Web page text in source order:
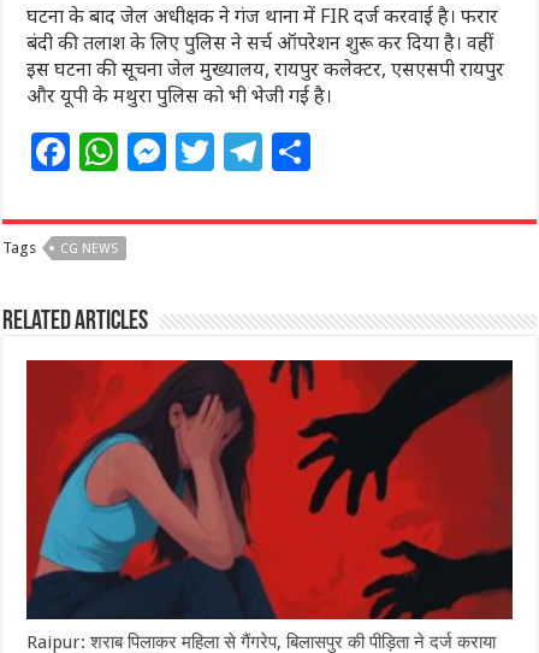
घटना के बाद जेल अधीक्षक ने गंज थाना में FIR दर्ज करवाई है। फरार
बंदी की तलाश के लिए पुलिस ने सर्च ऑपरेशन शुरू कर दिया है। वहीं
इस घटना की सूचना जेल मुख्यालय, रायपुर कलेक्टर, एसएसपी रायपुर
और यूपी के मथुरा पुलिस को भी भेजी गई है।
F
c
e
b
o
k
W
at
s
A
p
p
M
ss
n
g
e
r
T
itt
r
T
e
ra
m
ar
Tags CG NEWS
Related Articles
Raipur: शराब पिलाकर महिला से गैंगरेप, बिलासपुर की पीड़िता ने दर्ज कराया